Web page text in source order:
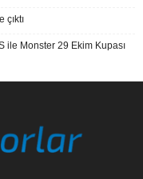
ile Monster 29 Ekim Kupası